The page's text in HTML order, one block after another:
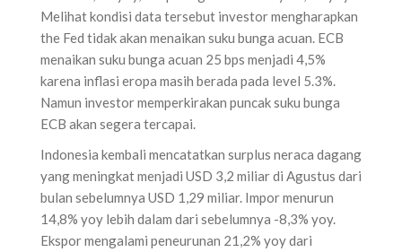
Melihat kondisi data tersebut investor mengharapkan
the Fed tidak akan menaikan suku bunga acuan. ECB
menaikan suku bunga acuan 25 bps menjadi 4,5%
karena inflasi eropa masih berada pada level 5.3%.
Namun investor memperkirakan puncak suku bunga
ECB akan segera tercapai.
Indonesia kembali mencatatkan surplus neraca dagang
yang meningkat menjadi USD 3,2 miliar di Agustus dari
bulan sebelumnya USD 1,29 miliar. Impor menurun
14,8% yoy lebih dalam dari sebelumnya -8,3% yoy.
Ekspor mengalami peneurunan 21,2% yoy dari